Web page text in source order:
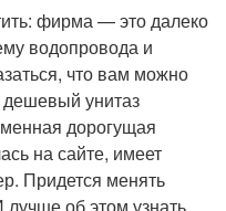
фирма — это далеко
водопровода и
что вам можно
дешевый унитаз
дорогущая
на сайте, имеет
Придется менять